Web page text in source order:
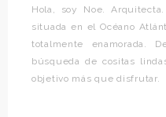
Hola, soy Noe.
situada en el Océano
totalmente enamorada.
búsqueda de cositas
objetivo más que disfrutar.